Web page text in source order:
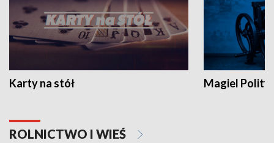
Karty na stół Magiel
ROLNICTWO I WIEŚ